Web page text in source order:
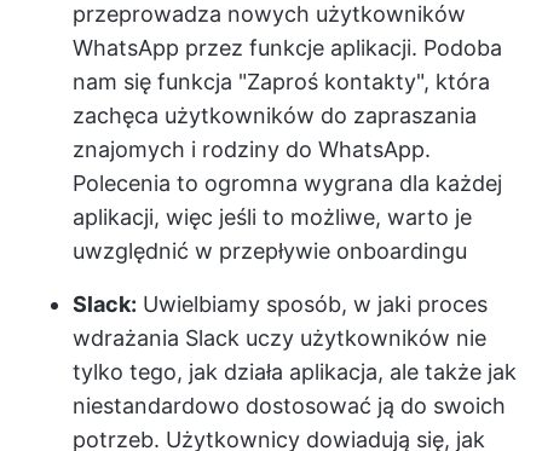
przeprowadza nowych użytkowników
WhatsApp przez funkcje aplikacji. Podoba
nam się funkcja "Zaproś kontakty", która
zachęca użytkowników do zapraszania
znajomych i rodziny do WhatsApp.
Polecenia to ogromna wygrana dla każdej
aplikacji, więc jeśli to możliwe, warto je
uwzględnić w przepływie onboardingu
Slack: Uwielbiamy sposób, w jaki proces
wdrażania Slack uczy użytkowników nie
tylko tego, jak działa aplikacja, ale także jak
niestandardowo dostosować ją do swoich
potrzeb. Użytkownicy dowiadują się, jak